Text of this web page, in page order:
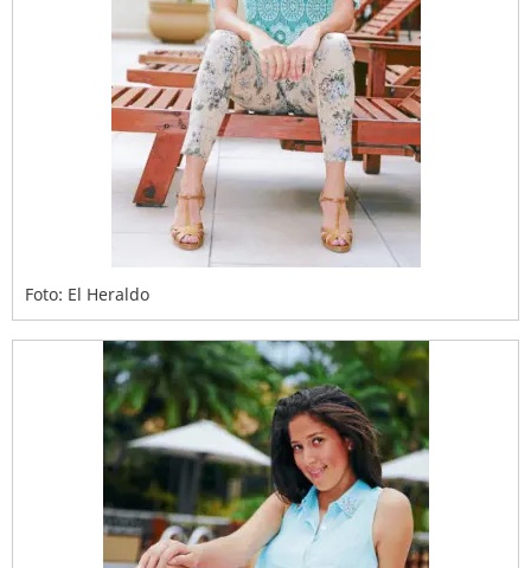
Foto: El Heraldo